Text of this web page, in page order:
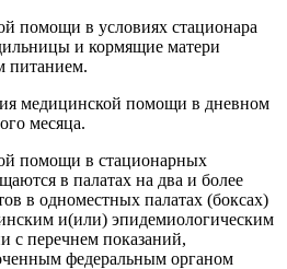
помощи в условиях стационара
и кормящие матери
питанием.
медицинской помощи в дневном
месяца.
помощи в стационарных
в палатах на два и более
в одноместных палатах (боксах)
и(или) эпидемиологическим
с перечнем показаний,
федеральным органом